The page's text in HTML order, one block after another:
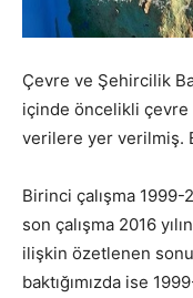
Çevre ve Şehircilik
içinde öncelikli çevre
verilere yer verilmiş.
Birinci çalışma 1999-
son çalışma 2016
ilişkin özetlenen
baktığımızda ise